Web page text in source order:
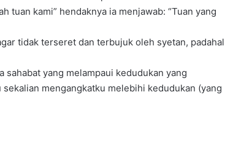
tuan kami” hendaknya ia menjawab: “Tuan yang
mengangkatku melebihi kedudukan (yang